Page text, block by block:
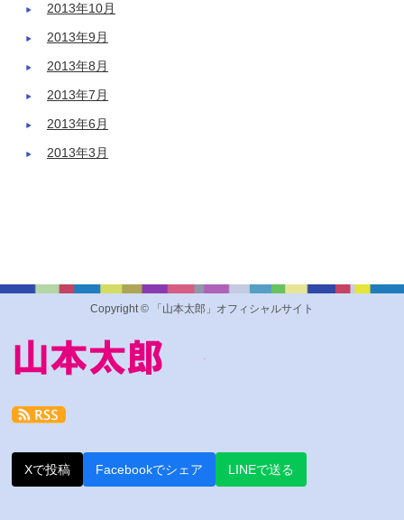
2013年10月
2013年9月
2013年8月
2013年7月
2013年6月
2013年3月
Copyright © 「山本太郎」オフィシャルサイト
Xで投稿 Facebookでシェア LINEで送る